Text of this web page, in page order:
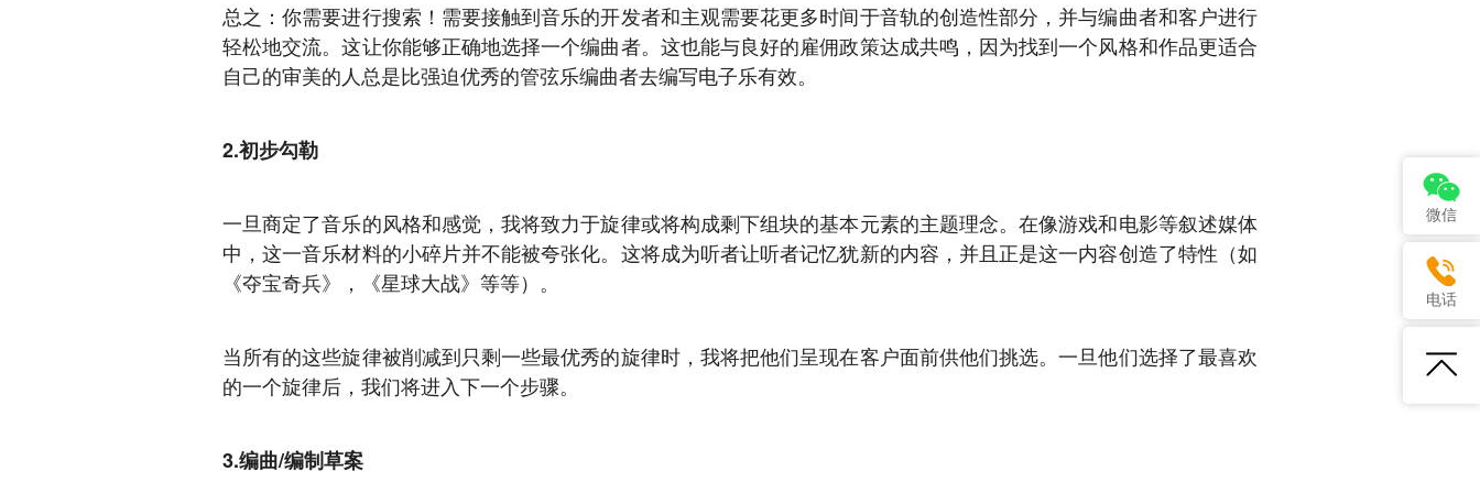
总之：你需要进行搜索！需要接触到音乐的开发者和主观需要花更多时间于音轨的创造性部分，并与编曲者和客户进行
轻松地交流。这让你能够正确地选择一个编曲者。这也能与良好的雇佣政策达成共鸣，因为找到一个风格和作品更适合
自己的审美的人总是比强迫优秀的管弦乐编曲者去编写电子乐有效。
2.初步勾勒
一旦商定了音乐的风格和感觉，我将致力于旋律或将构成剩下组块的基本元素的主题理念。在像游戏和电影等叙述媒体
中，这一音乐材料的小碎片并不能被夸张化。这将成为听者让听者记忆犹新的内容，并且正是这一内容创造了特性（如
《夺宝奇兵》，《星球大战》等等）。
当所有的这些旋律被削减到只剩一些最优秀的旋律时，我将把他们呈现在客户面前供他们挑选。一旦他们选择了最喜欢
的一个旋律后，我们将进入下一个步骤。
3.编曲/编制草案
微信
电话